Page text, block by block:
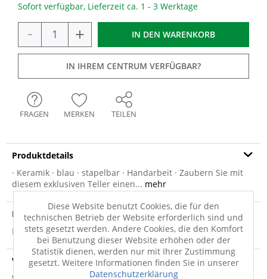
Sofort verfügbar, Lieferzeit ca. 1 - 3 Werktage
- + IN DEN WARENKORB
IN IHREM CENTRUM VERFÜGBAR?
FRAGEN MERKEN TEILEN
Produktdetails
· Keramik · blau · stapelbar · Handarbeit · Zaubern Sie mit
diesem exklusiven Teller einen... mehr
Produktsicherheit
Produktsicherheit
Versandinfo
Diese Website benutzt Cookies, die für den
technischen Betrieb der Website erforderlich sind und
stets gesetzt werden. Andere Cookies, die den Komfort
bei Benutzung dieser Website erhöhen oder der
Statistik dienen, werden nur mit Ihrer Zustimmung
gesetzt. Weitere Informationen finden Sie in unserer
Datenschutzerklärung